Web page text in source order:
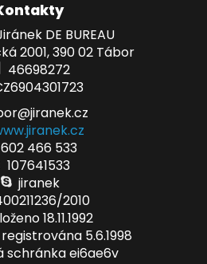
DE BUREAU
2001, 390 02 Tábor
46698272
602 466 533
107641533
jiranek
2010
18.11.1992
5.6.1998
schránka ei6ae6v